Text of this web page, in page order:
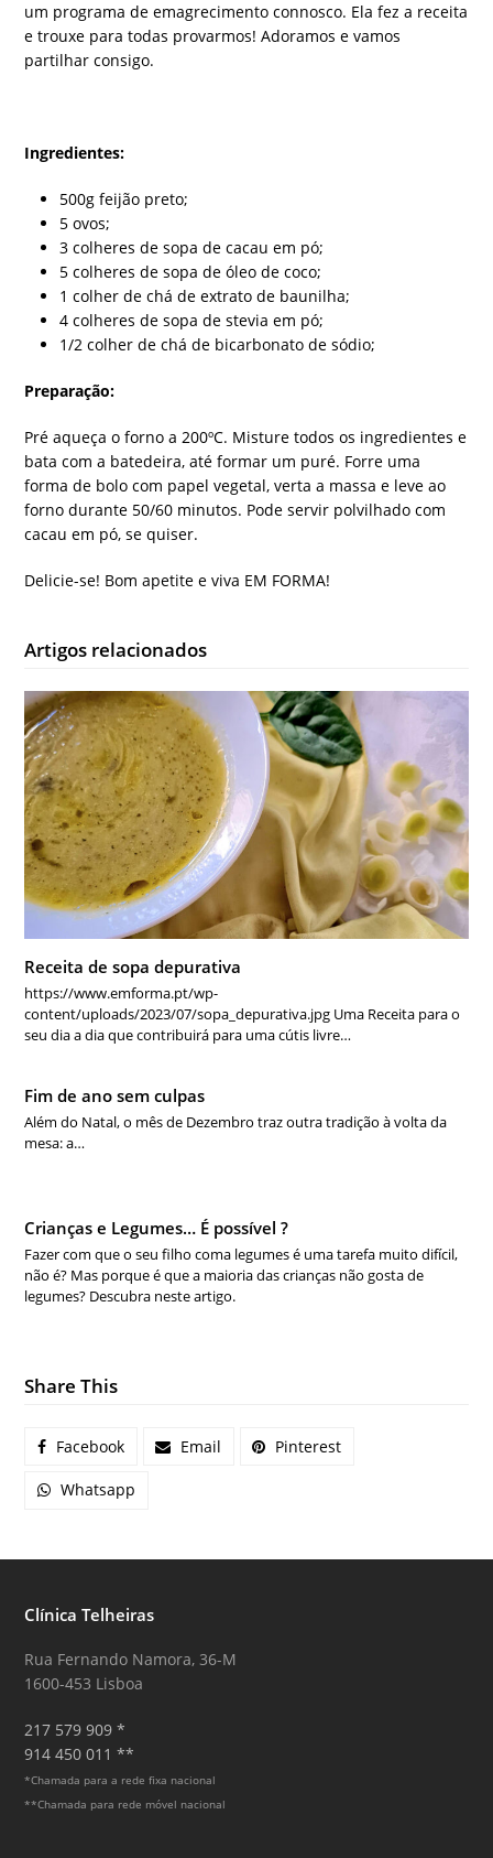
um programa de emagrecimento connosco. Ela fez a receita
e trouxe para todas provarmos! Adoramos e vamos
partilhar consigo.
Ingredientes:
500g feijão preto;
5 ovos;
3 colheres de sopa de cacau em pó;
5 colheres de sopa de óleo de coco;
1 colher de chá de extrato de baunilha;
4 colheres de sopa de stevia em pó;
1/2 colher de chá de bicarbonato de sódio;
Preparação:
Pré aqueça o forno a 200ºC. Misture todos os ingredientes e
bata com a batedeira, até formar um puré. Forre uma
forma de bolo com papel vegetal, verta a massa e leve ao
forno durante 50/60 minutos. Pode servir polvilhado com
cacau em pó, se quiser.
Delicie-se! Bom apetite e viva EM FORMA!
Artigos relacionados
Receita de sopa depurativa
https://www.emforma.pt/wp-
content/uploads/2023/07/sopa_depurativa.jpg Uma Receita para o
seu dia a dia que contribuirá para uma cútis livre…
Fim de ano sem culpas
Além do Natal, o mês de Dezembro traz outra tradição à volta da
mesa: a…
Crianças e Legumes… É possível ?
Fazer com que o seu filho coma legumes é uma tarefa muito difícil,
não é? Mas porque é que a maioria das crianças não gosta de
legumes? Descubra neste artigo.
Share This
Facebook Email Pinterest
Whatsapp
Clínica Telheiras
Rua Fernando Namora, 36-M
1600-453 Lisboa
217 579 909 *
914 450 011 **
*Chamada para a rede fixa nacional
**Chamada para rede móvel nacional